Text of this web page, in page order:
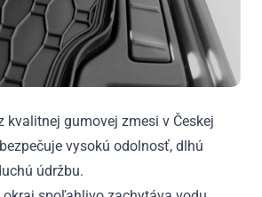
kvalitnej gumovej zmesi v Českej
vysokú odolnosť, dlhú
údržbu.